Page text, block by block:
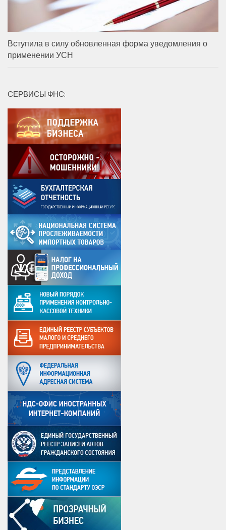
Вступила в силу обновленная форма уведомления о
применении УСН
СЕРВИСЫ ФНС: